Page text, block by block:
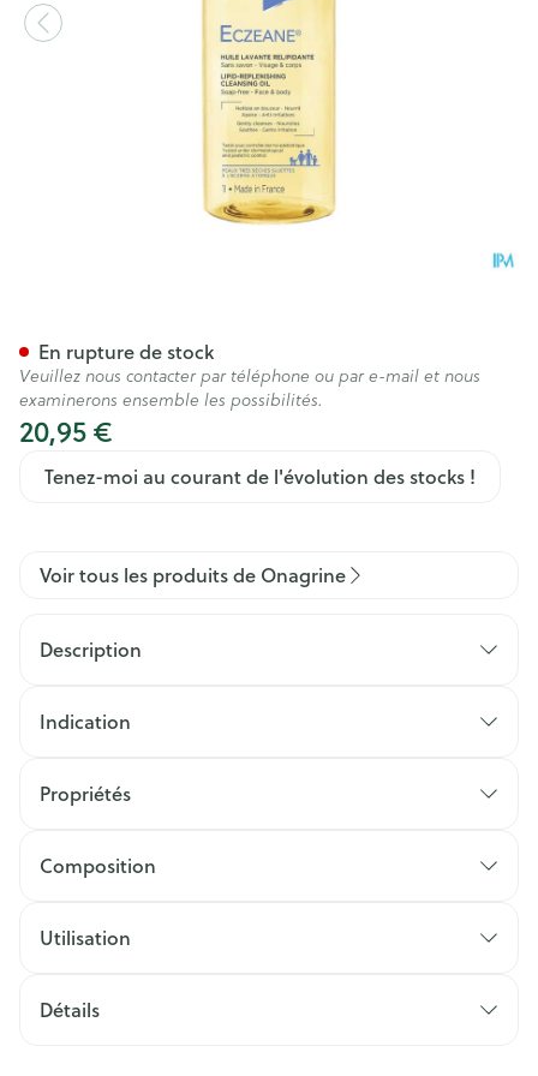
20,95 €
Tenez-moi au courant de l'évolution des stocks !
En rupture de stock
Veuillez nous contacter par téléphone ou par e-mail et nous
examinerons ensemble les possibilités.
Voir tous les produits de Onagrine
Description
Indication
Propriétés
Composition
Utilisation
Détails